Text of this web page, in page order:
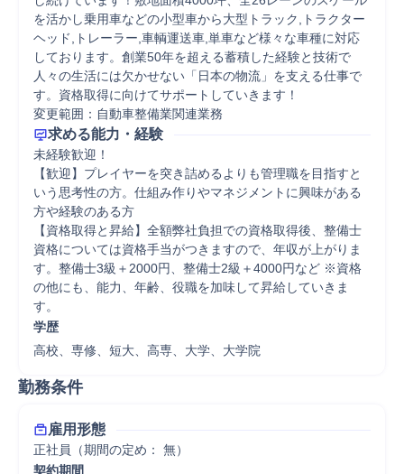
を活かし乗用車などの小型車から大型トラック,トラクター
ヘッド,トレーラー,車輌運送車,単車など様々な車種に対応
しております。創業50年を超える蓄積した経験と技術で
人々の生活には欠かせない「日本の物流」を支える仕事で
す。資格取得に向けてサポートしていきます！
変更範囲：自動車整備業関連業務
求める能力・経験
未経験歓迎！
【歓迎】プレイヤーを突き詰めるよりも管理職を目指すと
いう思考性の方。仕組み作りやマネジメントに興味がある
方や経験のある方
【資格取得と昇給】全額弊社負担での資格取得後、整備士
資格については資格手当がつきますので、年収が上がりま
す。整備士3級＋2000円、整備士2級＋4000円など ※資格
の他にも、能力、年齢、役職を加味して昇給していきま
す。
学歴
高校、専修、短大、高専、大学、大学院
勤務条件
雇用形態
正社員（期間の定め： 無）
契約期間